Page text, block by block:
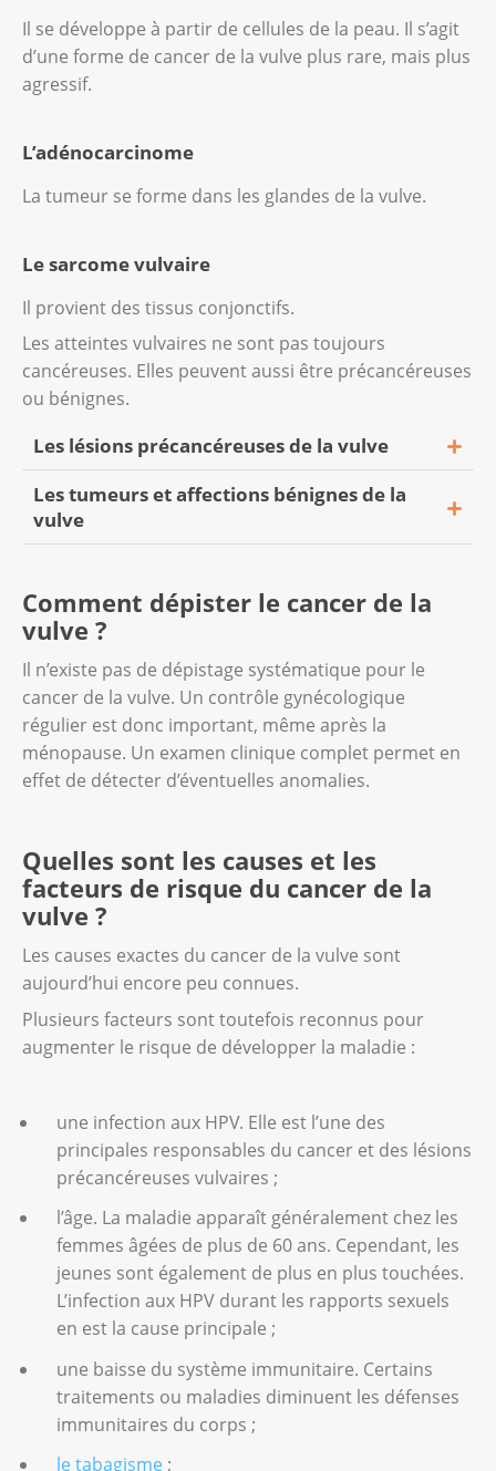
Il se développe à partir de cellules de la peau. Il s’agit
d’une forme de cancer de la vulve plus rare, mais plus
agressif.
L’adénocarcinome
La tumeur se forme dans les glandes de la vulve.
Le sarcome vulvaire
Il provient des tissus conjonctifs.
Les atteintes vulvaires ne sont pas toujours
cancéreuses. Elles peuvent aussi être précancéreuses
ou bénignes.
Les lésions précancéreuses de la vulve
On parle de lésions précancéreuses lorsque
les cellules de la vulve subissent des
risquent de le devenir si ces changements ne
sont pas traités.
La néoplasie intra-épithéliale vulvaire
(VIN)
La néoplasie intra-épithéliale vulvaire,
couche supérieure de la peau recouvrant la
vulve. La VIN est l’un des facteurs de risque
du cancer de la vulve.
Quels sont les facteurs de risque d’une VIN ?
Une infection aux HPV.
Le tabac.
chronique de la peau de la région anale et
génitale).
Un affaiblissement du système
immunitaire.
Les tumeurs et affections bénignes de la
vulve
peuvent néanmoins augmenter le risque de
néoplasie intra-épithéliale vulvaire (VIN) ou
de cancer de la vulve.
Les tumeurs bénignes
Une tumeur non cancéreuse de la vulve peut
s’étend pas à d’autres parties du corps. Une
biopsie permet généralement de déterminer
s’il s’agit d’un cancer ou non.
Il existe différentes formes de tumeurs
bénignes :
le fibrome, qui se développe dans les
tissus fibreux et musculaires ;
l’hémangiome, qui se développe dans les
vaisseaux sanguins.
Les affections non cancéreuses
Il existe de nombreuses affections bénignes
de la peau de la vulve. Des démangeaisons
de la région atteinte sont leur symptôme
commun.
Les affections les plus fréquemment
rencontrées sont :
Comment dépister le cancer de la
vulve ?
Il n’existe pas de dépistage systématique pour le
cancer de la vulve. Un contrôle gynécologique
régulier est donc important, même après la
ménopause. Un examen clinique complet permet en
effet de détecter d’éventuelles anomalies.
Quelles sont les causes et les
facteurs de risque du cancer de la
vulve ?
Les causes exactes du cancer de la vulve sont
aujourd’hui encore peu connues.
Plusieurs facteurs sont toutefois reconnus pour
augmenter le risque de développer la maladie :
une infection aux HPV. Elle est l’une des
principales responsables du cancer et des lésions
précancéreuses vulvaires ;
l’âge. La maladie apparaît généralement chez les
femmes âgées de plus de 60 ans. Cependant, les
jeunes sont également de plus en plus touchées.
L’infection aux HPV durant les rapports sexuels
en est la cause principale ;
une baisse du système immunitaire. Certains
traitements ou maladies diminuent les défenses
immunitaires du corps ;
le tabagisme ;